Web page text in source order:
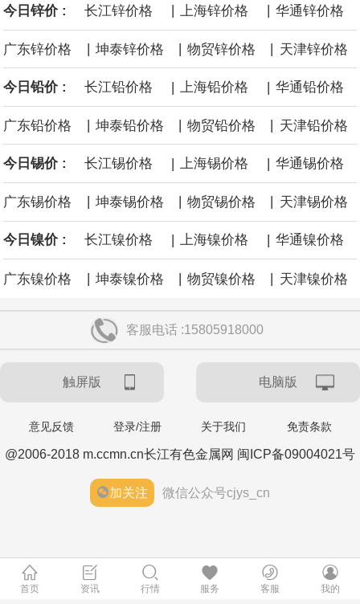
供支撑，同时投资者正等待美国非农就业数据，以寻找美国利率前
景的线索。StoneX高级分析师马特·辛普森表示，中东和平前景改善
海力士：龙仁工厂将生产高带宽内存（HBM）及其他下一代动态随
机存取存储器（DRAM）。
今日锌价 : 长江锌价格 上海锌价格 华通锌价格
广东锌价格 | 坤泰锌价格 | 物贸锌价格 | 天津锌价格
今日铅价 : 长江铅价格 | 上海铅价格 | 华通铅价格
广东铅价格 坤泰铅价格 物贸铅价格 天津铅价格
今日锡价 : 长江锡价格 | 上海锡价格 | 华通锡价格
广东锡价格 坤泰锡价格 物贸锡价格 天津锡价格
今日镍价 : 长江镍价格 | 上海镍价格 | 华通镍价格
广东镍价格 | 坤泰镍价格 | 物贸镍价格 | 天津镍价格
客服电话 :15805918000
触屏版 电脑版
意见反馈 登录/注册 关于我们 免责条款
@2006-2018 m.ccmn.cn长江有色金属网 闽ICP备09004021号
加关注 微信公众号cjys_cn
首页 资讯 行情 服务 客服 我的